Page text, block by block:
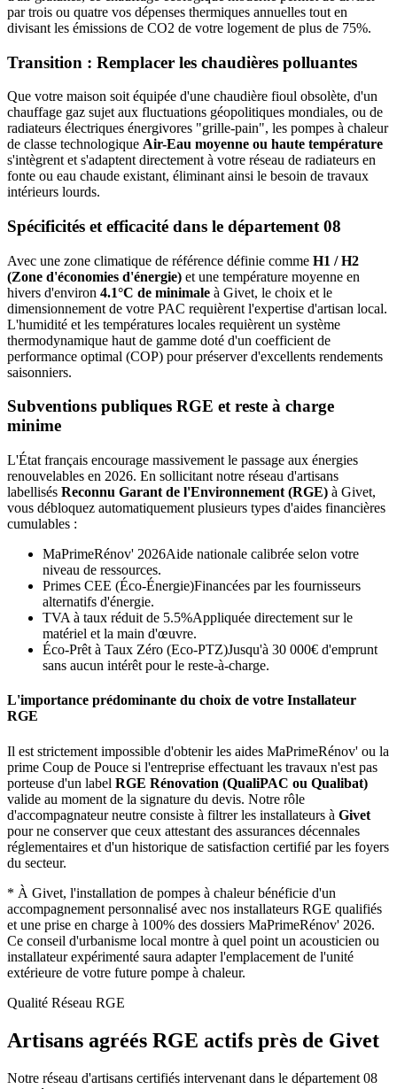
par trois ou quatre vos dépenses thermiques annuelles tout en
divisant les émissions de CO2 de votre logement de plus de 75%.
Transition : Remplacer les chaudières polluantes
Que votre maison soit équipée d'une chaudière fioul obsolète, d'un
chauffage gaz sujet aux fluctuations géopolitiques mondiales, ou de
radiateurs électriques énergivores "grille-pain", les pompes à chaleur
de classe technologique Air-Eau moyenne ou haute température
s'intègrent et s'adaptent directement à votre réseau de radiateurs en
fonte ou eau chaude existant, éliminant ainsi le besoin de travaux
intérieurs lourds.
Spécificités et efficacité dans le département 08
Avec une zone climatique de référence définie comme H1 / H2
(Zone d'économies d'énergie) et une température moyenne en
hivers d'environ 4.1°C de minimale à Givet, le choix et le
dimensionnement de votre PAC requièrent l'expertise d'artisan local.
L'humidité et les températures locales requièrent un système
thermodynamique haut de gamme doté d'un coefficient de
performance optimal (COP) pour préserver d'excellents rendements
saisonniers.
Subventions publiques RGE et reste à charge
minime
L'État français encourage massivement le passage aux énergies
renouvelables en 2026. En sollicitant notre réseau d'artisans
labellisés Reconnu Garant de l'Environnement (RGE) à Givet,
vous débloquez automatiquement plusieurs types d'aides financières
cumulables :
MaPrimeRénov' 2026Aide nationale calibrée selon votre
niveau de ressources.
Primes CEE (Éco-Énergie)Financées par les fournisseurs
alternatifs d'énergie.
TVA à taux réduit de 5.5%Appliquée directement sur le
matériel et la main d'œuvre.
Éco-Prêt à Taux Zéro (Eco-PTZ)Jusqu'à 30 000€ d'emprunt
sans aucun intérêt pour le reste-à-charge.
L'importance prédominante du choix de votre Installateur
RGE
Il est strictement impossible d'obtenir les aides MaPrimeRénov' ou la
prime Coup de Pouce si l'entreprise effectuant les travaux n'est pas
porteuse d'un label RGE Rénovation (QualiPAC ou Qualibat)
valide au moment de la signature du devis. Notre rôle
d'accompagnateur neutre consiste à filtrer les installateurs à Givet
pour ne conserver que ceux attestant des assurances décennales
réglementaires et d'un historique de satisfaction certifié par les foyers
du secteur.
* À Givet, l'installation de pompes à chaleur bénéficie d'un
accompagnement personnalisé avec nos installateurs RGE qualifiés
et une prise en charge à 100% des dossiers MaPrimeRénov' 2026.
Ce conseil d'urbanisme local montre à quel point un acousticien ou
installateur expérimenté saura adapter l'emplacement de l'unité
extérieure de votre future pompe à chaleur.
Qualité Réseau RGE
Artisans agréés RGE actifs près de Givet
Notre réseau d'artisans certifiés intervenant dans le département 08